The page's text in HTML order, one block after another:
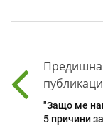
Предишна
"Защо ме
5 причини